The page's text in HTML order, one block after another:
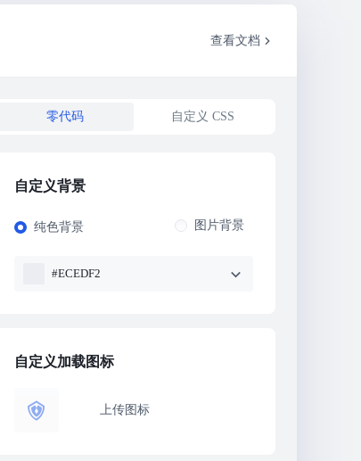
查看文档
零代码 自定义 CSS
自定义背景
纯色背景 图片背景
#ECEDF2
自定义加载图标
上传图标